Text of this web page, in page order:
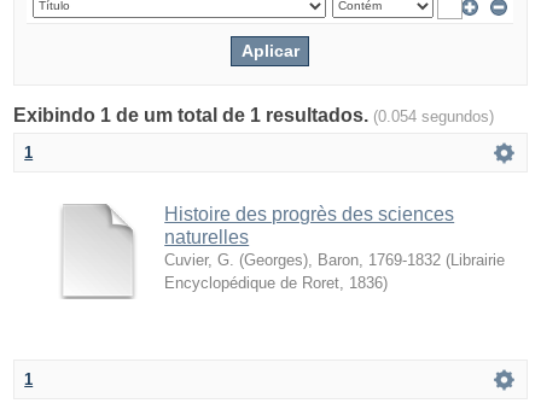
Exibindo 1 de um total de 1 resultados. (0.054 segundos)
1
Histoire des progrès des sciences
naturelles
Cuvier, G. (Georges), Baron, 1769-1832 ( Librairie
Encyclopédique de Roret 1836)
1